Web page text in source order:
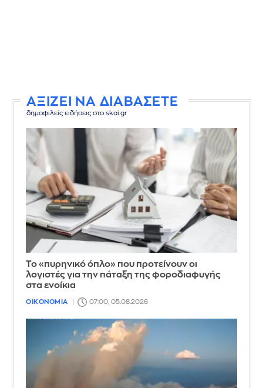
ΑΞΙΖΕΙ ΝΑ ΔΙΑΒΑΣΕΤΕ
δημοφιλείς ειδήσεις στο skai.gr
Το «πυρηνικό όπλο» που προτείνουν οι
λογιστές για την πάταξη της φοροδιαφυγής
στα ενοίκια
ΟΙΚΟΝΟΜΙΑ 07:00, 05.08.2026